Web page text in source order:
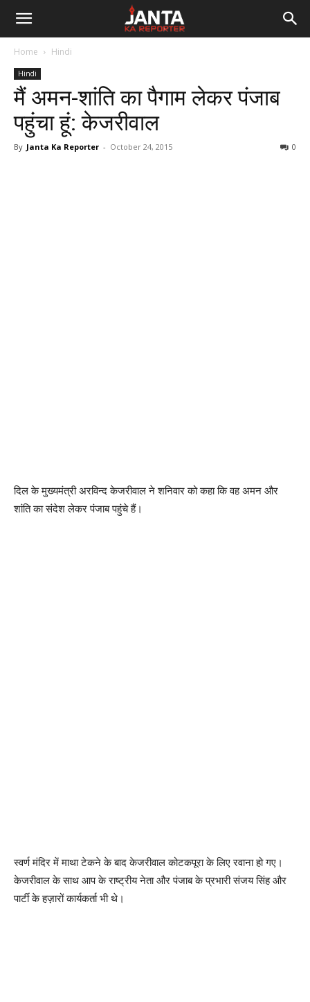
Janta
Reporter
Home Hindi
Hindi
मैं अमन-शांति का पैगाम लेकर पंजाब
पहुंचा हूं: केजरीवाल
By Janta Ka Reporter - October 24, 2015 0
दिल के मुख्यमंत्री अरविन्द केजरीवाल ने शनिवार को कहा कि वह अमन और
शांति का संदेश लेकर पंजाब पहुंचे हैं।
स्वर्ण मंदिर में माथा टेकने के बाद केजरीवाल कोटकपूरा के लिए रवाना हो गए।
केजरीवाल के साथ आप के राष्ट्रीय नेता और पंजाब के प्रभारी संजय सिंह और
पार्टी के हज़ारों कार्यकर्ता भी थे।